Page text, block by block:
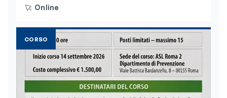
Online
CORSO